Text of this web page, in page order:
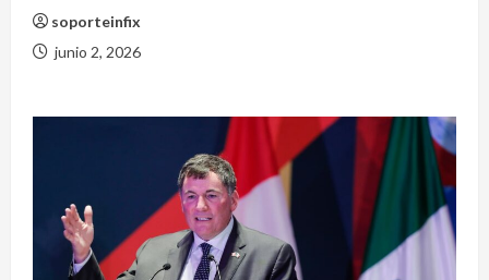
soporteinfix
junio 2, 2026